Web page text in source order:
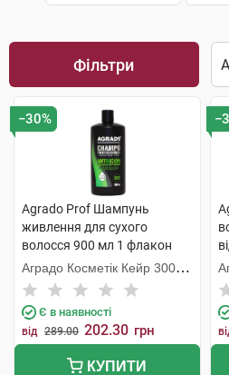
Сухі шампуні
Фарби для волосся
Фільтри
−30%
Agrado Prof Шампунь
живлення для сухого
волосся 900 мл 1 флакон
Аградо Косметік Кейр 3000
С.Л.У.
Є в наявності
від 289.00 202.30 грн
КУПИТИ